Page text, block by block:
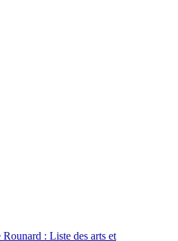
: Liste des arts et